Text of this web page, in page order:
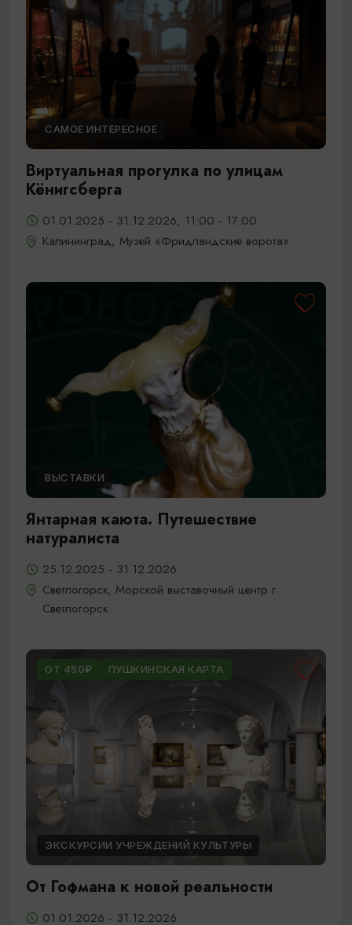
САМОЕ ИНТЕРЕСНОЕ
Виртуальная прогулка по улицам
Кёнигсберга
01.01.2025 - 31.12.2026, 11:00 - 17:00
Калининград, Музей «Фридландские ворота»
ВЫСТАВКИ
Янтарная каюта. Путешествие
натуралиста
25.12.2025 - 31.12.2026
Светлогорск, Морской выставочный центр г.
Светлогорск
ОТ 450₽ ПУШКИНСКАЯ КАРТА
ЭКСКУРСИИ УЧРЕЖДЕНИЙ КУЛЬТУРЫ
От Гофмана к новой реальности
01.01.2026 - 31.12.2026